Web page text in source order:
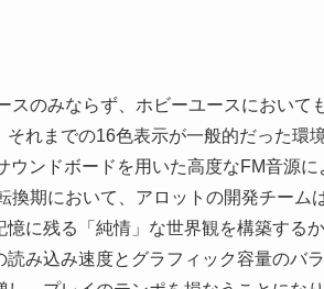
スのみならず、ホビーユースにおいて
れまでの16色表示が一般的だった環
ンドボードを用いた高度なFM音源に
換期において、アロットの開発チーム
に残る「純情」な世界観を構築する
み込み速度とグラフィック容量のバ